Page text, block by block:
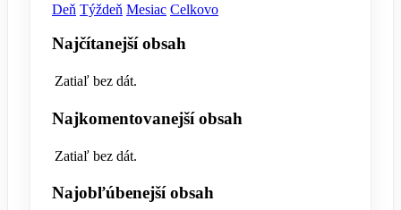
Deň Týždeň Mesiac Celkovo
Najčítanejší obsah
Zatiaľ bez dát.
Najkomentovanejší obsah
Zatiaľ bez dát.
Najobľúbenejší obsah